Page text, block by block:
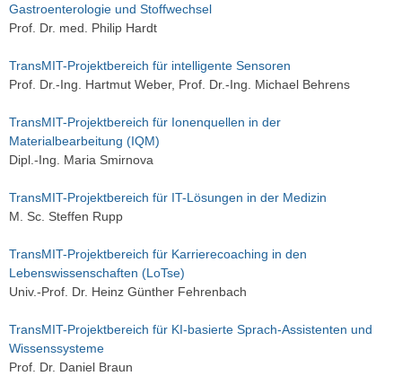
Gastroenterologie und Stoffwechsel
Prof. Dr. med. Philip Hardt
TransMIT-Projektbereich für intelligente Sensoren
Prof. Dr.-Ing. Hartmut Weber, Prof. Dr.-Ing. Michael Behrens
TransMIT-Projektbereich für Ionenquellen in der
Materialbearbeitung (IQM)
Dipl.-Ing. Maria Smirnova
TransMIT-Projektbereich für IT-Lösungen in der Medizin
M. Sc. Steffen Rupp
TransMIT-Projektbereich für Karrierecoaching in den
Lebenswissenschaften (LoTse)
Univ.-Prof. Dr. Heinz Günther Fehrenbach
TransMIT-Projektbereich für KI-basierte Sprach-Assistenten und
Wissenssysteme
Prof. Dr. Daniel Braun